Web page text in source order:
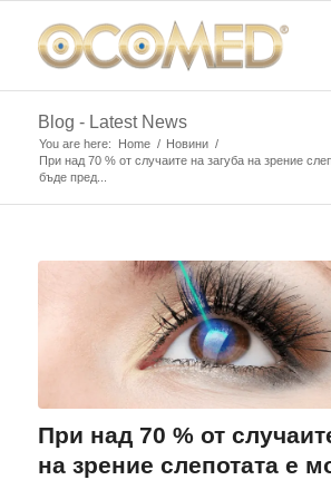
Blog - Latest News
You are here: Home / Новини /
При над 70 % от случаите на загуба на зрение
бъде пред...
При над 70 % от
на зрение слепотата е